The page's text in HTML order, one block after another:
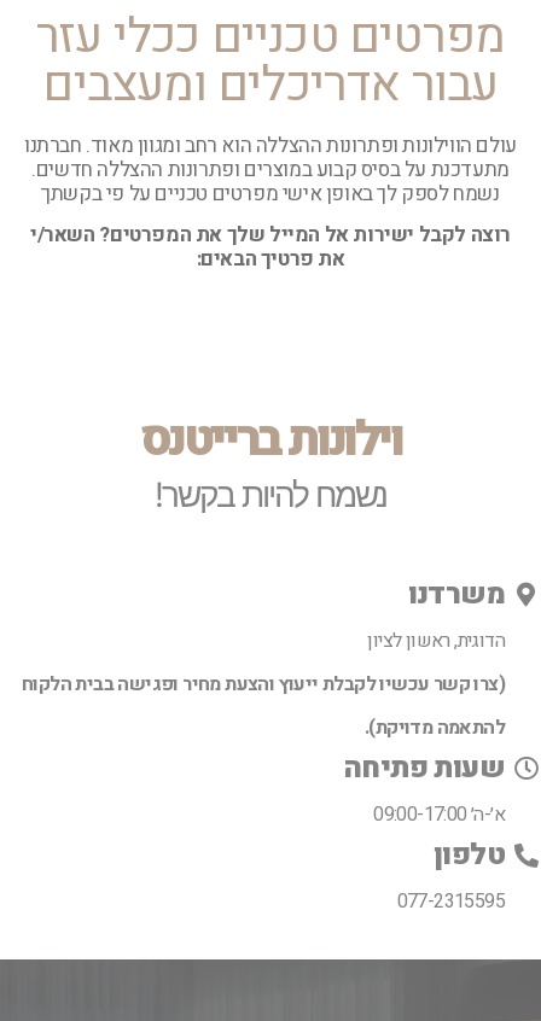
מפרטים טכניים ככלי עזר
עבור אדריכלים ומעצבים
עולם הווילונות ופתרונות ההצללה הוא רחב ומגוון מאוד. חברתנו
מתעדכנת על בסיס קבוע במוצרים ופתרונות ההצללה חדשים.
נשמח לספק לך באופן אישי מפרטים טכניים על פי בקשתך
רוצה לקבל ישירות אל המייל שלך את המפרטים? השאר/י
את פרטיך הבאים:
וילונות ברייטנס
נשמח להיות בקשר!
משרדנו
הדוגית, ראשון לציון
(צרו קשר עכשיו לקבלת ייעוץ והצעת מחיר ופגישה בבית הלקוח
להתאמה מדויקת).
שעות פתיחה
א׳-ה׳ 09:00-17:00
טלפון
077-2315595